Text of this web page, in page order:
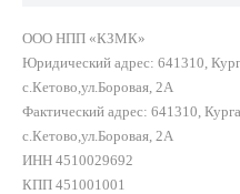
ООО НПП «КЗМК»
Юридический адрес: 641310,
с.Кетово,ул.Боровая, 2А
Фактический адрес: 641310,
с.Кетово,ул.Боровая, 2А
ИНН 4510029692
КПП 451001001